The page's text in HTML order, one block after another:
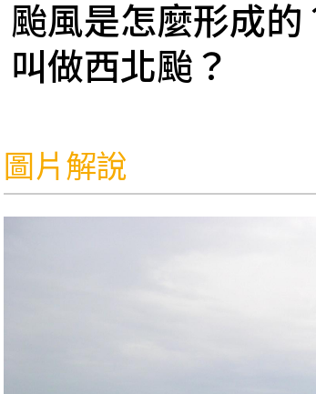
颱風是怎麼形成
叫做西北颱？
圖片解說